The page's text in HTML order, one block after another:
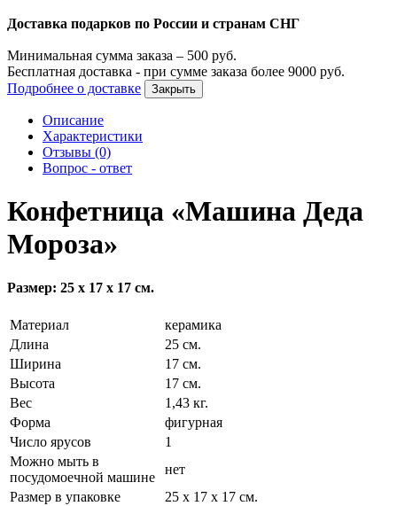
Доставка подарков по России и странам СНГ
Минимальная сумма заказа – 500 руб.
Бесплатная доставка - при сумме заказа более 9000 руб.
Подробнее о доставке
Закрыть
Описание
Характеристики
Отзывы (0)
Вопрос - ответ
Конфетница «Машина Деда
Мороза»
Размер: 25 х 17 х 17 см.
Материал
керамика
Длина
25 см.
Ширина
17 см.
Высота
17 см.
Вес
1,43 кг.
Форма
фигурная
Число ярусов
1
Можно мыть в
посудомоечной машине
нет
Размер в упаковке
25 х 17 х 17 см.